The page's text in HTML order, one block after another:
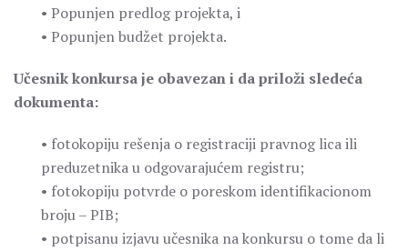
• Popunjen predlog projekta, i
• Popunjen budžet projekta.
Učesnik konkursa je obavezan i da priloži sledeća
dokumenta:
• fotokopiju rešenja o registraciji pravnog lica ili
preduzetnika u odgovarajućem registru;
• fotokopiju potvrde o poreskom identifikacionom
broju – PIB;
• potpisanu izjavu učesnika na konkursu o tome da li